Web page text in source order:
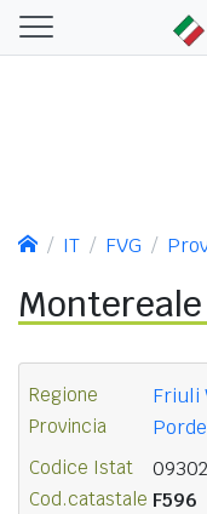
IT FVG
Regione Friuli
Provincia
Codice Istat
Cod.catastale F596